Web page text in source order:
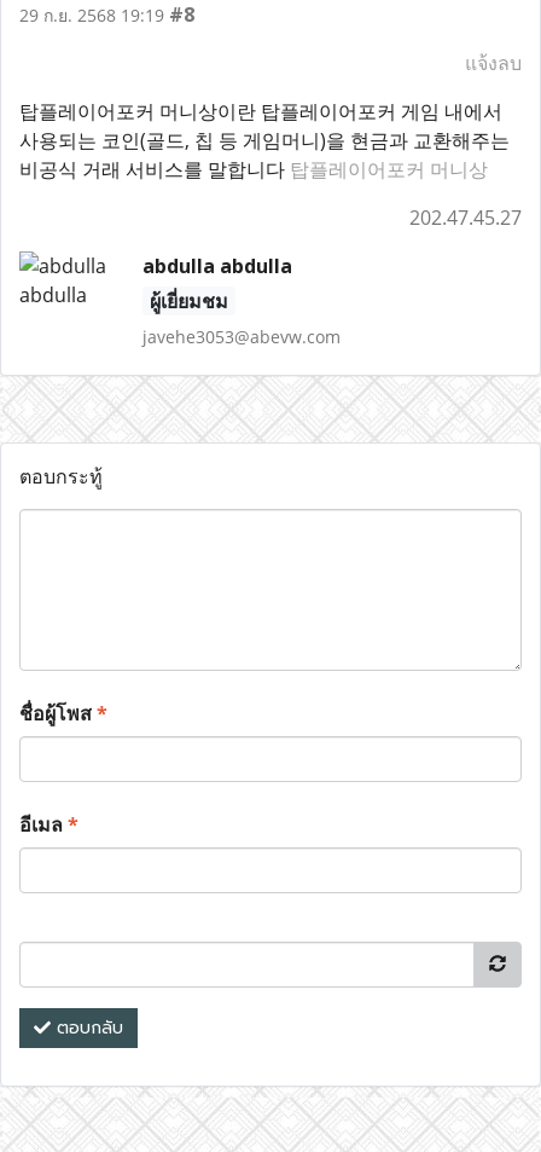
29 ก.ย. 2568 19:19 #8
แจ้งลบ
탑플레이어포커 머니상이란 탑플레이어포커 게임 내에서
사용되는 코인(골드, 칩 등 게임머니)을 현금과 교환해주는
비공식 거래 서비스를 말합니다 탑플레이어포커 머니상
202.47.45.27
abdulla abdulla
ผู้เยี่ยมชม
javehe3053@abevw.com
ตอบกระทู้
ชื่อผู้โพส*
อีเมล*
ตอบกลับ